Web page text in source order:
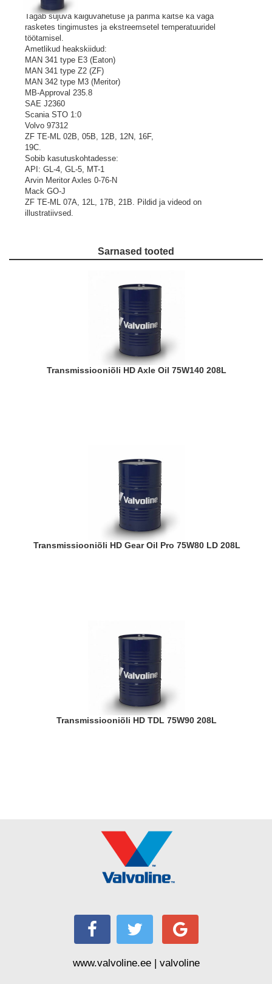
käigukasti ja peaülekandeõli kaasaegsele rasketehnikale.
Tagab sujuva käiguvahetuse ja parima kaitse ka väga
rasketes tingimustes ja ekstreemsetel temperatuuridel
töötamisel.
Ametlikud heakskiidud:
MAN 341 type E3 (Eaton)
MAN 341 type Z2 (ZF)
MAN 342 type M3 (Meritor)
MB-Approval 235.8
SAE J2360
Scania STO 1:0
Volvo 97312
ZF TE-ML 02B, 05B, 12B, 12N, 16F,
19C.
Sobib kasutuskohtadesse:
API: GL-4, GL-5, MT-1
Arvin Meritor Axles 0-76-N
Mack GO-J
ZF TE-ML 07A, 12L, 17B, 21B. Pildid ja videod on
illustratiivsed.
Sarnased tooted
Transmissiooniõli HD Axle Oil 75W140 208L
Transmissiooniõli HD Gear Oil Pro 75W80 LD 208L
Transmissiooniõli HD TDL 75W90 208L
www.valvoline.ee | valvoline